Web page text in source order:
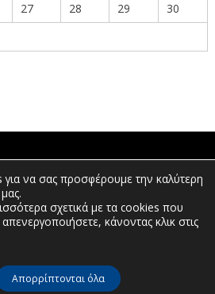
27 28 29
30
Διακυβέρνησης | Περιφέρεια
να σας προσφέρουμε την καλύτερη
σχετικά με τα cookies που
κάνοντας κλικ στις
Απορρίπτονται όλα